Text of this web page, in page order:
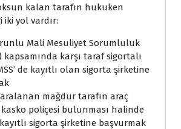
kalan tarafın hukuken
iki yol vardır:
Mali Mesuliyet Sorumluluk
kapsamında karşı taraf sigortalı
de kayıtlı olan sigorta şirketine
mağdur tarafın araç
poliçesi bulunması halinde
sigorta şirketine başvurmak